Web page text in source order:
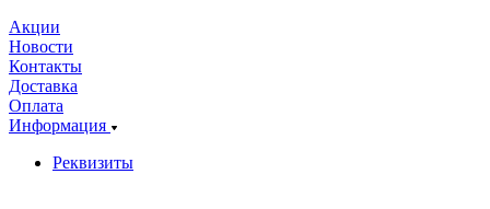
Акции
Новости
Контакты
Доставка
Оплата
Информация
Реквизиты